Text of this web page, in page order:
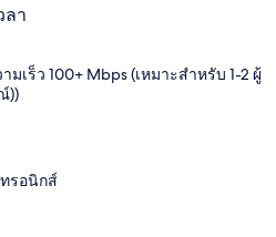
ลา
มเร็ว 100+ Mbps (เหมาะสำหรับ 1-2 ผู้
))
รอนิกส์